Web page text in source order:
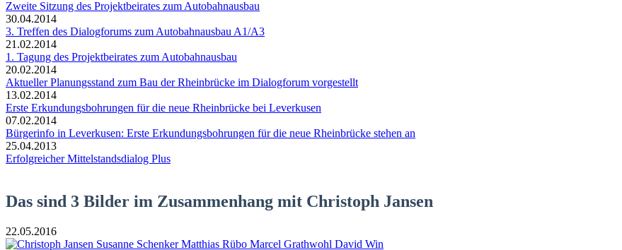
Zweite Sitzung des Projektbeirates zum Autobahnausbau
30.04.2014
3. Treffen des Dialogforums zum Autobahnausbau A1/A3
21.02.2014
1. Tagung des Projektbeirates zum Autobahnausbau
20.02.2014
Aktueller Planungsstand zum Bau der Rheinbrücke im Dialogforum vorgestellt
13.02.2014
Erste Erkundungsbohrungen für die neue Rheinbrücke bei Leverkusen
07.02.2014
Bürgerinfo in Leverkusen: Erste Erkundungsbohrungen für die neue Rheinbrücke stehen an
25.04.2013
Erfolgreicher Mittelstandsdialog Plus
Das sind 3 Bilder im Zusammenhang mit Christoph Jansen
22.05.2016